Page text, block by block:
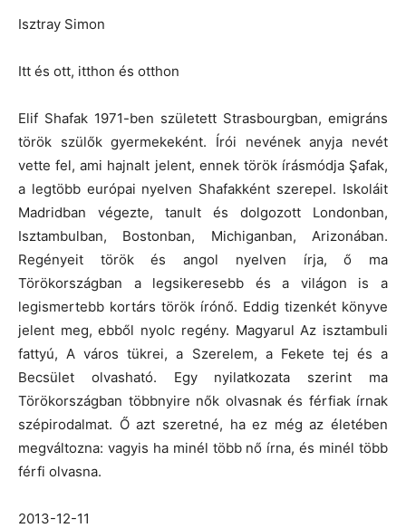
Isztray Simon
Itt és ott, itthon és otthon
Elif Shafak 1971-ben született Strasbourgban, emigráns
török szülők gyermekeként. Írói nevének anyja nevét
vette fel, ami hajnalt jelent, ennek török írásmódja Şafak,
a legtöbb európai nyelven Shafakként szerepel. Iskoláit
Madridban végezte, tanult és dolgozott Londonban,
Isztambulban, Bostonban, Michiganban, Arizonában.
Regényeit török és angol nyelven írja, ő ma
Törökországban a legsikeresebb és a világon is a
legismertebb kortárs török írónő. Eddig tizenkét könyve
jelent meg, ebből nyolc regény. Magyarul Az isztambuli
fattyú, A város tükrei, a Szerelem, a Fekete tej és a
Becsület olvasható. Egy nyilatkozata szerint ma
Törökországban többnyire nők olvasnak és férfiak írnak
szépirodalmat. Ő azt szeretné, ha ez még az életében
megváltozna: vagyis ha minél több nő írna, és minél több
férfi olvasna.
2013-12-11